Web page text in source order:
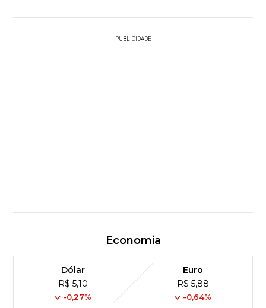
PUBLICIDADE
Economia
Dólar
R$ 5,10
-0,27%
Euro
R$ 5,88
-0,64%